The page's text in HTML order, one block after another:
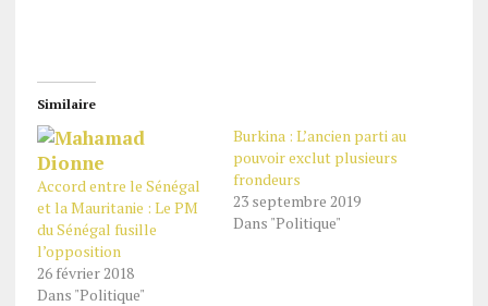
Similaire
Accord entre le Sénégal
et la Mauritanie : Le PM
du Sénégal fusille
l’opposition
26 février 2018
Dans "Politique"
Burkina : L’ancien parti au
pouvoir exclut plusieurs
frondeurs
23 septembre 2019
Dans "Politique"